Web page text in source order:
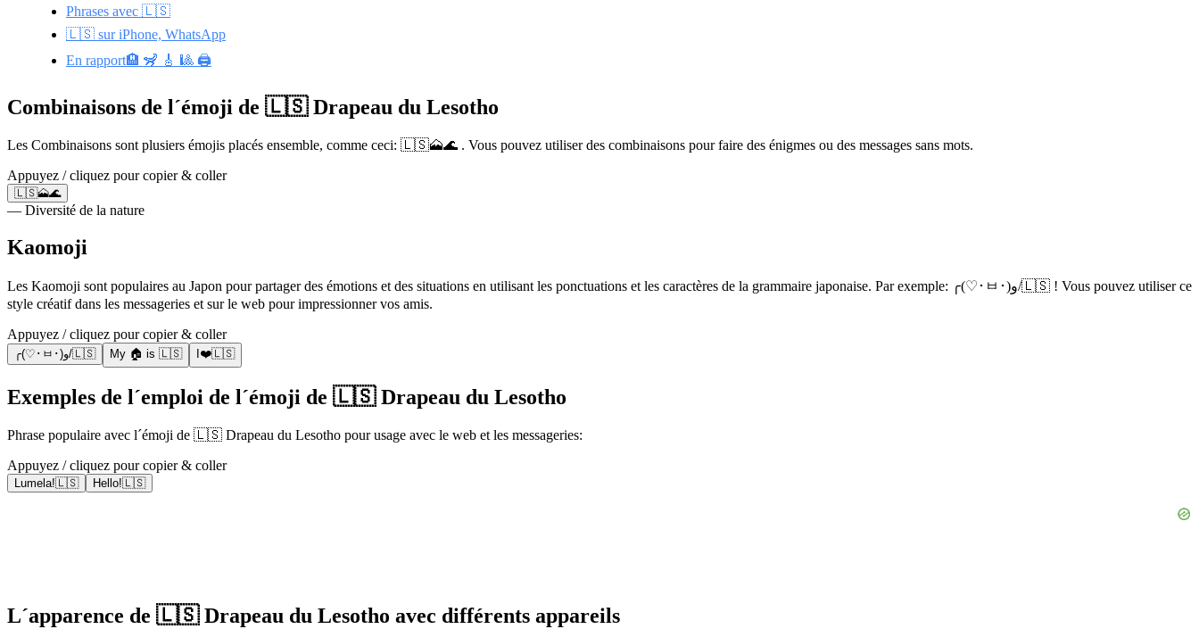
Phrases avec 🇱🇸
🇱🇸 sur iPhone, WhatsApp
En rapport🏨 🦨 🎸 🎱 🖨️
Combinaisons de l´émoji de 🇱🇸 Drapeau du Lesotho
Les Combinaisons sont plusiers émojis placés ensemble, comme ceci: 🇱🇸🗻🌊 . Vous pouvez utiliser des combinaisons pour faire des énigmes ou des messages sans mots.
Appuyez / cliquez pour copier & coller
🇱🇸🗻🌊
— Diversité de la nature
Kaomoji
Les Kaomoji sont populaires au Japon pour partager des émotions et des situations en utilisant les ponctuations et les caractères de la grammaire japonaise. Par exemple: ╭(♡･ㅂ･)و/🇱🇸 ! Vous pouvez utiliser ce
style créatif dans les messageries et sur le web pour impressionner vos amis.
Appuyez / cliquez pour copier & coller
╭(♡･ㅂ･)و/🇱🇸 My 🏠 is 🇱🇸 I❤️🇱🇸
Exemples de l´emploi de l´émoji de 🇱🇸 Drapeau du Lesotho
Phrase populaire avec l´émoji de 🇱🇸 Drapeau du Lesotho pour usage avec le web et les messageries:
Appuyez / cliquez pour copier & coller
Lumela!🇱🇸 Hello!🇱🇸
L´apparence de 🇱🇸 Drapeau du Lesotho avec différents appareils